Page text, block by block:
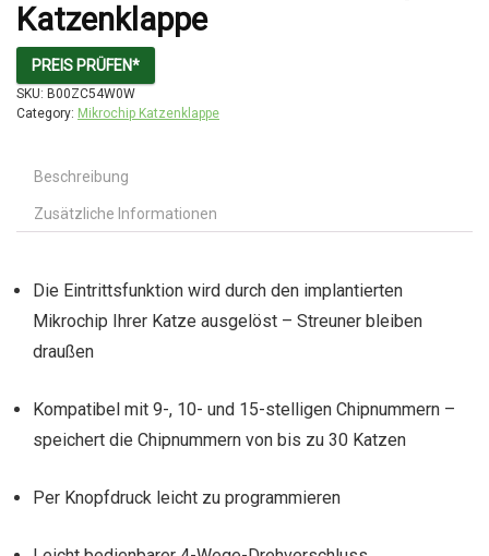
Katzenklappe
PREIS PRÜFEN*
SKU: B00ZC54W0W
Category: Mikrochip Katzenklappe
Beschreibung
Zusätzliche Informationen
Die Eintrittsfunktion wird durch den implantierten
Mikrochip Ihrer Katze ausgelöst – Streuner bleiben
draußen
Kompatibel mit 9-, 10- und 15-stelligen Chipnummern –
speichert die Chipnummern von bis zu 30 Katzen
Per Knopfdruck leicht zu programmieren